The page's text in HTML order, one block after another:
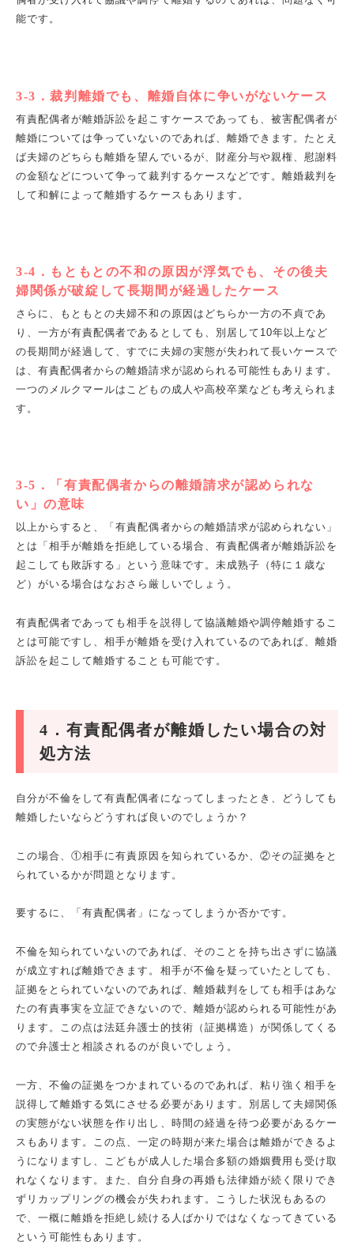
能です。
3-3 ．裁判離婚でも、離婚自体に争いがないケース
有責配偶者が離婚訴訟を起こすケースであっても、被害配偶者が
離婚については争っていないのであれば、離婚できます。たとえ
ば夫婦のどちらも離婚を望んでいるが、財産分与や親権、慰謝料
の金額などについて争って裁判するケースなどです。離婚裁判を
して和解によって離婚するケースもあります。
3-4 ．もともとの不和の原因が浮気でも、その後夫
婦関係が破綻して長期間が経過したケース
さらに、もともとの夫婦不和の原因はどちらか一方の不貞であ
り、一方が有責配偶者であるとしても、別居して 10年以上など
の長期間が経過して、すでに夫婦の実態が失われて長いケースで
は、有責配偶者からの離婚請求が認められる可能性もあります。
一つのメルクマールはこどもの成人や高校卒業なども考えられま
す。
3-5 ．「有責配偶者からの離婚請求が認められな
い」の意味
以上からすると、「有責配偶者からの離婚請求が認められない」
とは「相手が離婚を拒絶している場合、有責配偶者が離婚訴訟を
起こしても敗訴する」という意味です。未成熟子（特に１歳な
ど）がいる場合はなおさら厳しいでしょう。
有責配偶者であっても相手を説得して協議離婚や調停離婚するこ
とは可能ですし、相手が離婚を受け入れているのであれば、離婚
訴訟を起こして離婚することも可能です。
4 ．有責配偶者が離婚したい場合の対
処方法
自分が不倫をして有責配偶者になってしまったとき、どうしても
離婚したいならどうすれば良いのでしょうか？
この場合、①相手に有責原因を知られているか、②その証拠をと
られているかが問題となります。
要するに、「有責配偶者」になってしまうか否かです。
不倫を知られていないのであれば、そのことを持ち出さずに協議
が成立すれば離婚できます。相手が不倫を疑っていたとしても、
証拠をとられていないのであれば、離婚裁判をしても相手はあな
たの有責事実を立証できないので、離婚が認められる可能性があ
ります。この点は法廷弁護士的技術（証拠構造）が関係してくる
ので弁護士と相談されるのが良いでしょう。
一方、不倫の証拠をつかまれているのであれば、粘り強く相手を
説得して離婚する気にさせる必要があります。別居して夫婦関係
の実態がない状態を作り出し、時間の経過を待つ必要があるケー
スもあります。この点、一定の時期が来た場合は離婚ができるよ
うになりますし、こどもが成人した場合多額の婚姻費用も受け取
れなくなります。また、自分自身の再婚も法律婚が続く限りでき
ずリカップリングの機会が失われます。こうした状況もあるの
で、一概に離婚を拒絶し続ける人ばかりではなくなってきている
という可能性もあります。